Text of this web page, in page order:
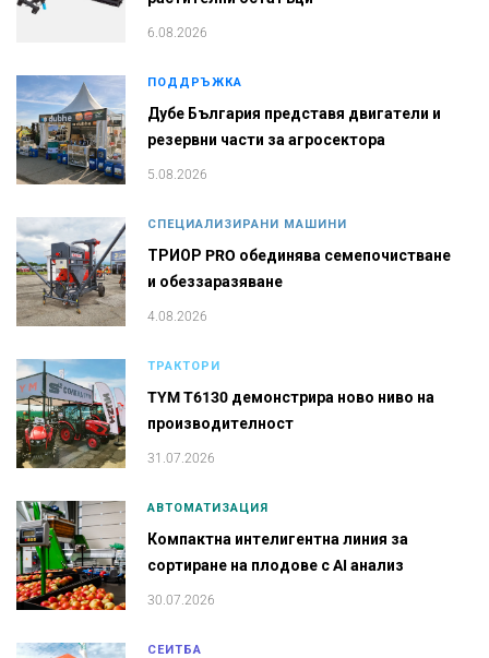
6.08.2026
ПОДДРЪЖКА
Дубе България представя двигатели и
резервни части за агросектора
5.08.2026
СПЕЦИАЛИЗИРАНИ МАШИНИ
ТРИОР PRO обединява семепочистване
и обеззаразяване
4.08.2026
ТРАКТОРИ
TYM T6130 демонстрира ново ниво на
производителност
31.07.2026
АВТОМАТИЗАЦИЯ
Компактна интелигентна линия за
сортиране на плодове с AI анализ
30.07.2026
СЕИТБА